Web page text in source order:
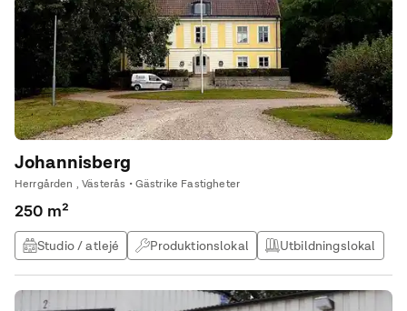
Johannisberg
Herrgården , Västerås • Gästrike Fastigheter
250 m²
Studio / atlejé Produktionslokal Utbildningslokal